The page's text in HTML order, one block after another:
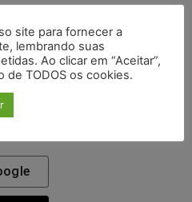
site para fornecer a
lembrando suas
Ao clicar em “Aceitar”,
de TODOS os cookies.